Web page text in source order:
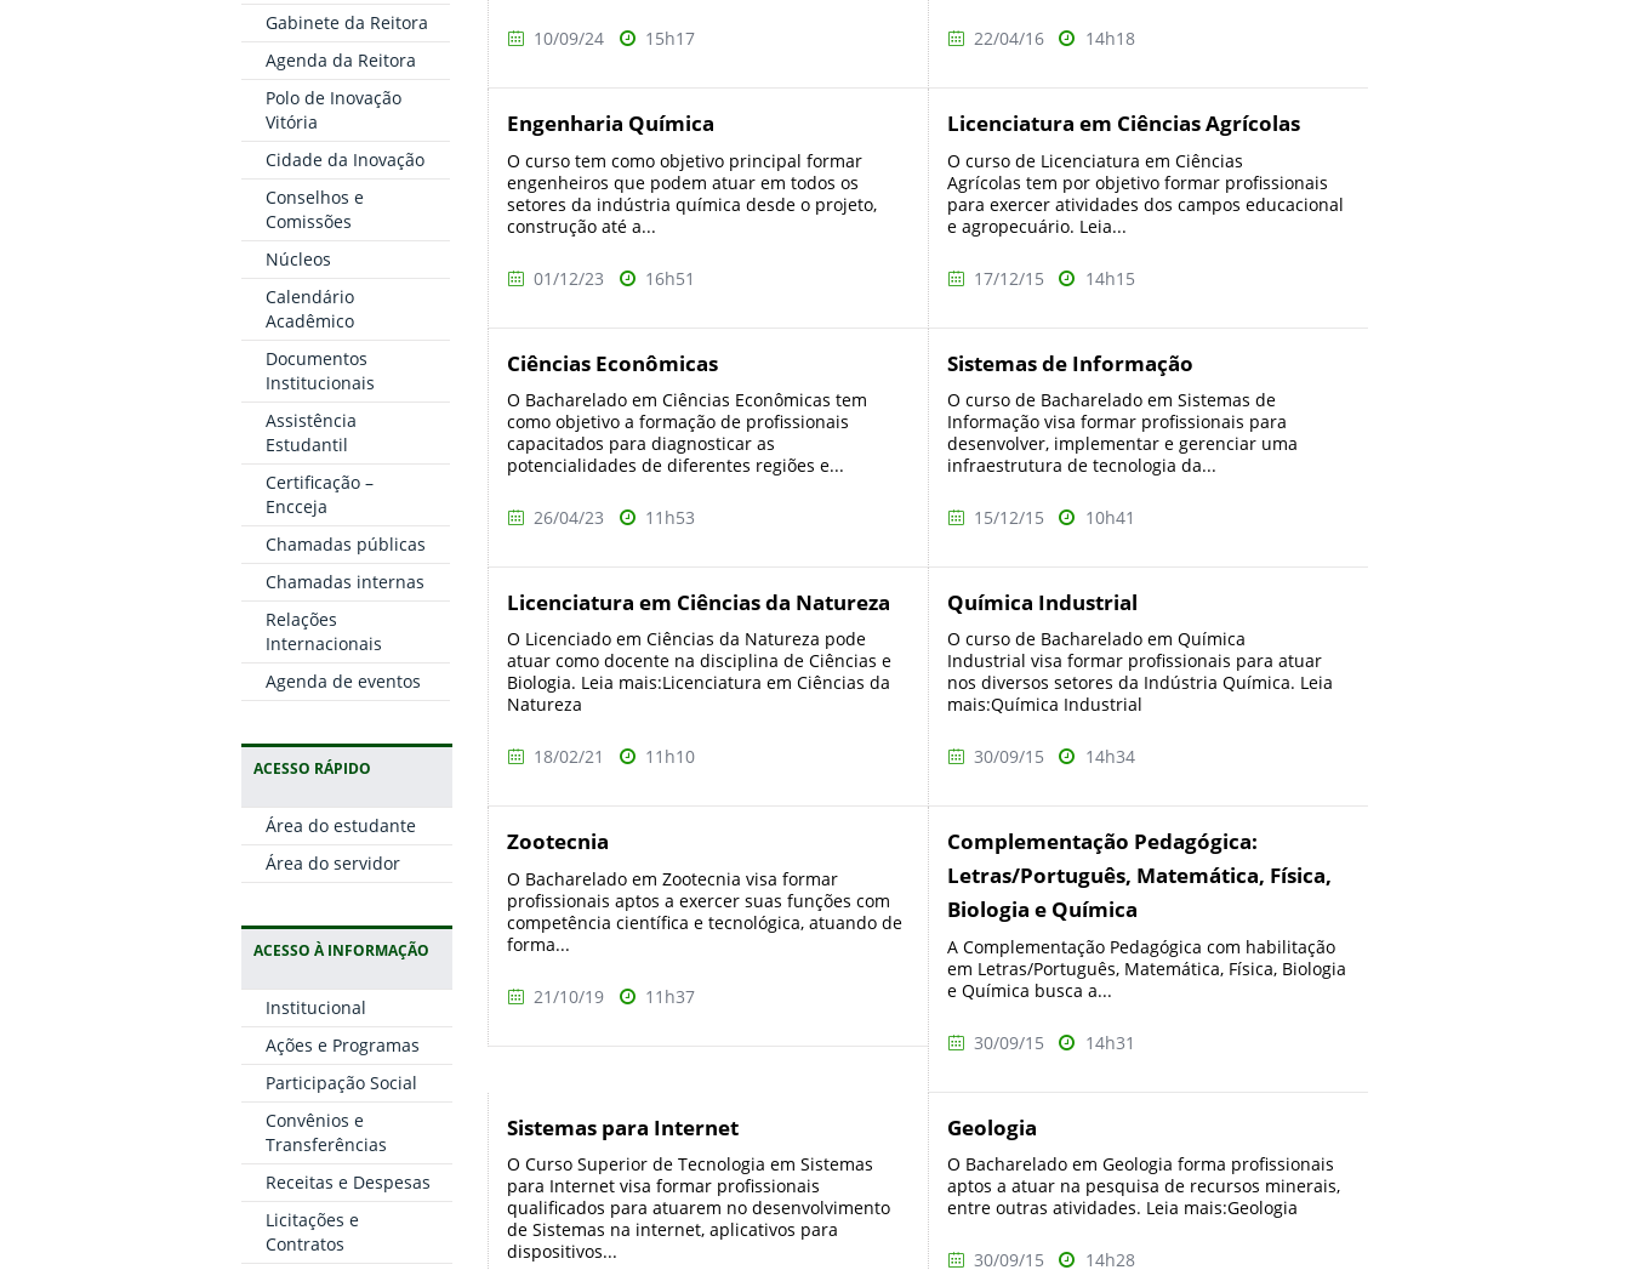
Gabinete da Reitora
Agenda da Reitora
Polo de Inovação
Vitória
Cidade da Inovação
Conselhos e
Comissões
Núcleos
Calendário
Acadêmico
Documentos
Institucionais
Assistência
Estudantil
Certificação –
Encceja
Chamadas públicas
Chamadas internas
Relações
Internacionais
Agenda de eventos
ACESSO RÁPIDO
Área do estudante
Área do servidor
ACESSO À INFORMAÇÃO
Institucional
Ações e Programas
Participação Social
Convênios e
Transferências
Receitas e Despesas
Licitações e
Contratos
10/09/24 15h17 22/04/16 14h18
Engenharia Química
O curso tem como objetivo principal formar
engenheiros que podem atuar em todos os
setores da indústria química desde o projeto,
construção até a...
01/12/23 16h51
Licenciatura em Ciências Agrícolas
O curso de Licenciatura em Ciências
Agrícolas tem por objetivo formar profissionais
para exercer atividades dos campos educacional
e agropecuário. Leia...
17/12/15 14h15
Ciências Econômicas
O Bacharelado em Ciências Econômicas tem
como objetivo a formação de profissionais
capacitados para diagnosticar as
potencialidades de diferentes regiões e...
26/04/23 11h53
Sistemas de Informação
O curso de Bacharelado em Sistemas de
Informação visa formar profissionais para
desenvolver, implementar e gerenciar uma
infraestrutura de tecnologia da...
15/12/15 10h41
Licenciatura em Ciências da Natureza
O Licenciado em Ciências da Natureza pode
atuar como docente na disciplina de Ciências e
Biologia. Leia mais:Licenciatura em Ciências da
Natureza
18/02/21 11h10
Química Industrial
O curso de Bacharelado em Química
Industrial visa formar profissionais para atuar
nos diversos setores da Indústria Química. Leia
mais:Química Industrial
30/09/15 14h34
Zootecnia
O Bacharelado em Zootecnia visa formar
profissionais aptos a exercer suas funções com
competência científica e tecnológica, atuando de
forma...
21/10/19 11h37
Complementação Pedagógica:
Letras/Português, Matemática, Física,
Biologia e Química
A Complementação Pedagógica com habilitação
em Letras/Português, Matemática, Física, Biologia
e Química busca a...
30/09/15 14h31
Sistemas para Internet
O Curso Superior de Tecnologia em Sistemas
para Internet visa formar profissionais
qualificados para atuarem no desenvolvimento
de Sistemas na internet, aplicativos para
dispositivos...
Geologia
O Bacharelado em Geologia forma profissionais
aptos a atuar na pesquisa de recursos minerais,
entre outras atividades. Leia mais:Geologia
30/09/15 14h28